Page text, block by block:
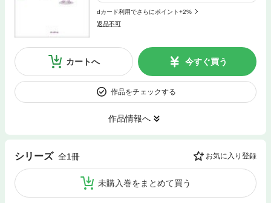
dカード利用でさらにポイント+2%
返品不可
カートへ 今すぐ買う
作品をチェックする
作品情報へ
シリーズ 全1冊 お気に入り登録
未購入巻をまとめて買う